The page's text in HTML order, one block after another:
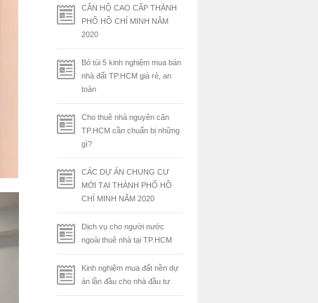
CĂN HỘ CAO CẤP THÀNH
PHỐ HỒ CHÍ MINH NĂM
2020
Bỏ túi 5 kinh nghiệm mua bán
nhà đất TP.HCM giá rẻ, an
toàn
Cho thuê nhà nguyên căn
TP.HCM cần chuẩn bị những
gì?
CÁC DỰ ÁN CHUNG CƯ
MỚI TẠI THÀNH PHỐ HỒ
CHÍ MINH NĂM 2020
Dịch vụ cho người nước
ngoài thuê nhà tại TP.HCM
Kinh nghiệm mua đất nền dự
án lần đầu cho nhà đầu tư